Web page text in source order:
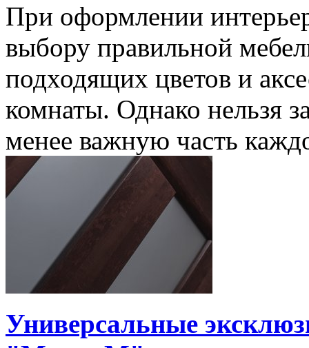
При оформлении
выбору правильной
подходящих цветов и
комнаты. Однако нельзя
менее важную часть
Универсальные